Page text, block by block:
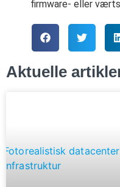
firmware- eller
Aktuelle